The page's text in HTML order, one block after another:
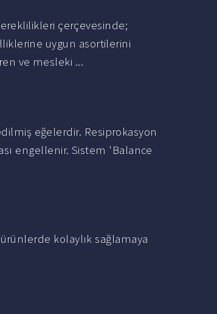
çerçevesinde;
uygun asortilerini
ve mesleki ...
eğelerdir. Resiprokasyon
engellenir. Sistem 'Balance
kolaylık sağlamaya